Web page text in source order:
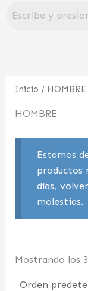
Inicio / HOMBRE
HOMBRE
Estamos
productos
días,
molestias.
Mostrando los